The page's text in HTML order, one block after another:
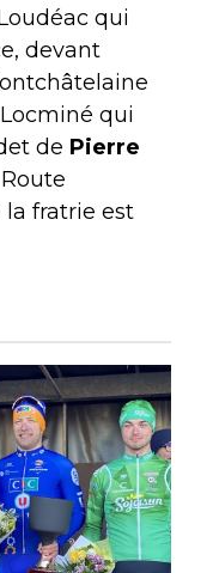
qui
devant
qui
de Pierre
la fratrie est